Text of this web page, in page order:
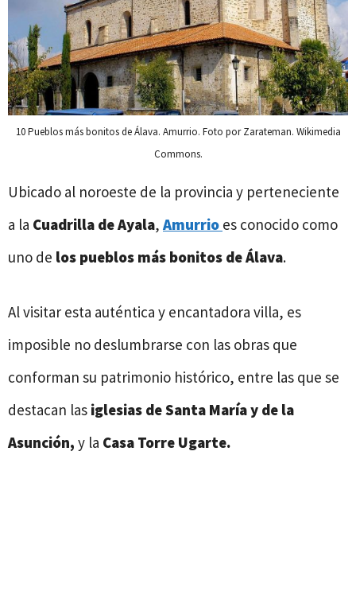
10 Pueblos más bonitos de Álava. Amurrio. Foto por Zarateman. Wikimedia
Commons.
Ubicado al noroeste de la provincia y perteneciente
a la Cuadrilla de Ayala, Amurrio es conocido como
uno de los pueblos más bonitos de Álava.
Al visitar esta auténtica y encantadora villa, es
imposible no deslumbrarse con las obras que
conforman su patrimonio histórico, entre las que se
destacan las iglesias de Santa Maríay de la
Asunción, y la Casa Torre Ugarte.